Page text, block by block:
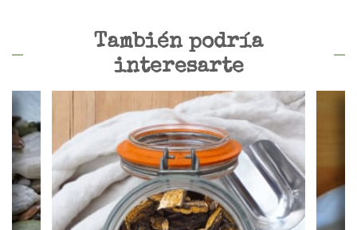
También podría
interesarte